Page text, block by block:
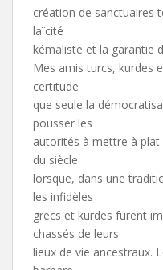
création de sanctuaires
laïcité
kémaliste et la garantie
Mes amis turcs, kurdes
certitude
que seule la
pousser les
autorités à mettre à
du siècle
lorsque, dans une
les infidèles
grecs et kurdes furent
chassés de leurs
lieux de vie ancestraux.